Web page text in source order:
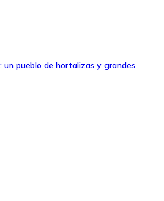
un pueblo de hortalizas y grandes